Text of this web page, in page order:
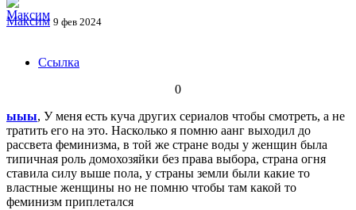
Максим 9 фев 2024
Ссылка
0
ыыы, У меня есть куча других сериалов чтобы смотреть, а не
тратить его на это. Насколько я помню аанг выходил до
рассвета феминизма, в той же стране воды у женщин была
типичная роль домохозяйки без права выбора, страна огня
ставила силу выше пола, у страны земли были какие то
властные женщины но не помню чтобы там какой то
феминизм приплетался